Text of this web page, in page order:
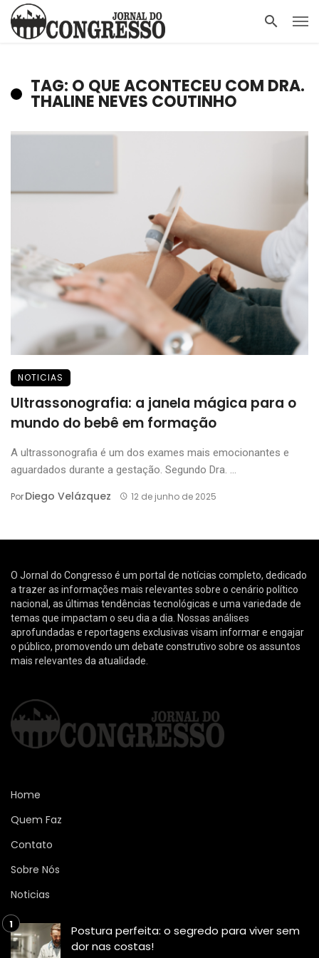
TAG: O QUE ACONTECEU COM DRA.
THALINE NEVES COUTINHO
NOTICIAS
Ultrassonografia: a janela mágica para o
mundo do bebê em formação
A ultrassonografia é um dos exames mais emocionantes e
aguardados durante a gestação. Segundo Dra. ...
PorDiego Velázquez 12 de junho de 2025
O Jornal do Congresso é um portal de notícias completo, dedicado
a trazer as informações mais relevantes sobre o cenário político
nacional, as últimas tendências tecnológicas e uma variedade de
temas que impactam o seu dia a dia. Nossas análises
aprofundadas e reportagens exclusivas visam informar e engajar
o público, promovendo um debate construtivo sobre os assuntos
mais relevantes da atualidade.
Home
Quem Faz
Contato
Sobre Nós
Noticias
Postura perfeita: o segredo para viver sem
dor nas costas!